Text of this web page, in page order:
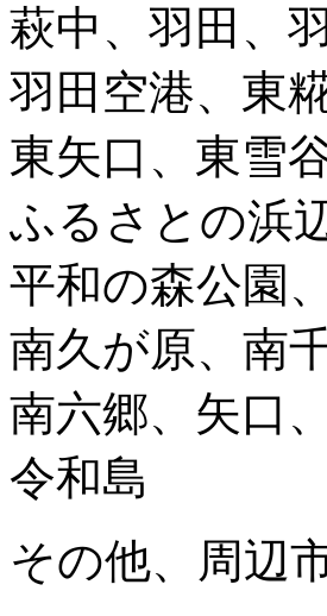
萩中、羽田、
羽田空港、東
東矢口、東雪
ふるさとの浜
平和の森公園
南久が原、南
南六郷、矢口
令和島
その他、周辺